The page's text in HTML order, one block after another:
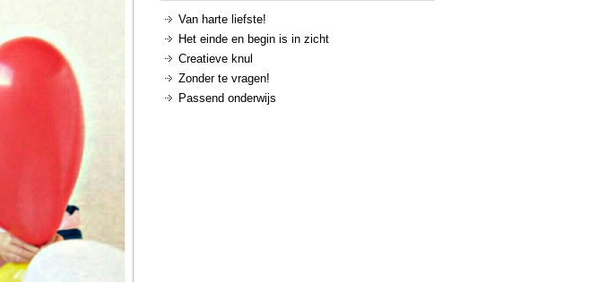
Van harte liefste!
Het einde en begin is in zicht
Creatieve knul
Zonder te vragen!
Passend onderwijs